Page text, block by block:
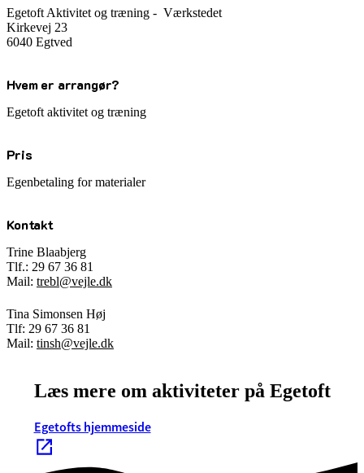
Egetoft Aktivitet og træning - Værkstedet
Kirkevej 23
6040 Egtved
Hvem er arrangør?
Egetoft aktivitet og træning
Pris
Egenbetaling for materialer
Kontakt
Trine Blaabjerg
Tlf.: 29 67 36 81
Mail: trebl@vejle.dk
Tina Simonsen Høj
Tlf: 29 67 36 81
Mail: tinsh@vejle.dk
Læs mere om aktiviteter på Egetoft
Egetofts hjemmeside